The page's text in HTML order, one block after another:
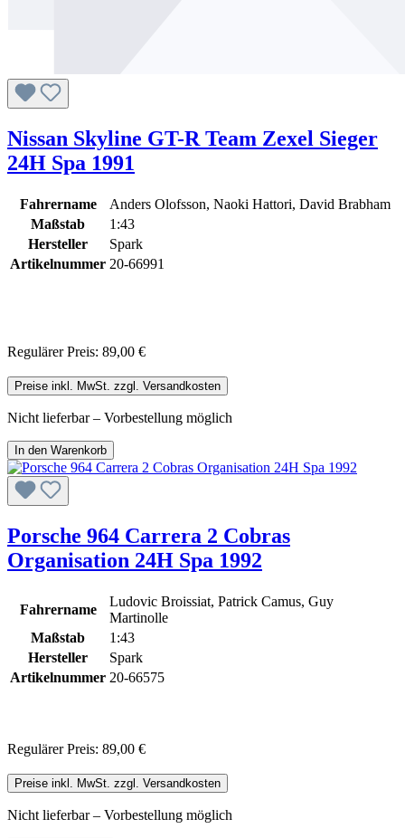
Nissan Skyline GT-R Team Zexel Sieger
24H Spa 1991
Fahrername
Anders Olofsson, Naoki Hattori, David Brabham
Maßstab
1:43
Hersteller
Spark
Artikelnummer 20-66991
Regulärer Preis: 89,00 €
Preise inkl. MwSt. zzgl. Versandkosten
Nicht lieferbar – Vorbestellung möglich
In den Warenkorb
Porsche 964 Carrera 2 Cobras
Organisation 24H Spa 1992
Fahrername
Ludovic Broissiat, Patrick Camus, Guy
Martinolle
Maßstab
1:43
Hersteller
Spark
Artikelnummer 20-66575
Regulärer Preis: 89,00 €
Preise inkl. MwSt. zzgl. Versandkosten
Nicht lieferbar – Vorbestellung möglich